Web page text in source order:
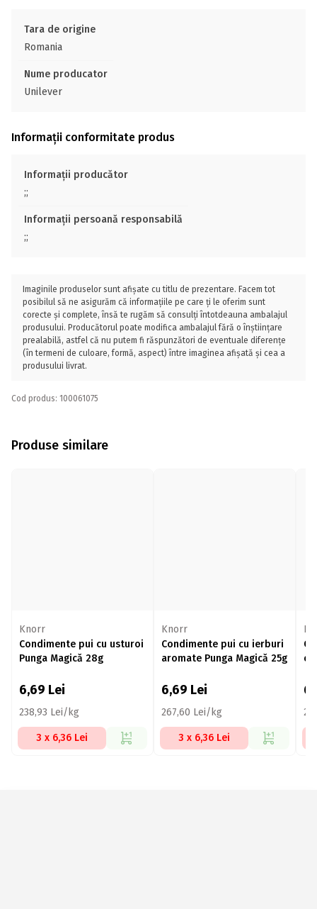
Tara de origine
Romania
Nume producator
Unilever
Informații conformitate produs
Informații producător
;;
Informații persoană responsabilă
;;
Imaginile produselor sunt afișate cu titlu de prezentare. Facem tot
posibilul să ne asigurăm că informațiile pe care ți le oferim sunt
corecte și complete, însă te rugăm să consulți întotdeauna ambalajul
produsului. Producătorul poate modifica ambalajul fără o înștiințare
prealabilă, astfel că nu putem fi răspunzători de eventuale diferențe
(în termeni de culoare, formă, aspect) între imaginea afișată și cea a
produsului livrat.
Cod produs: 100061075
Produse similare
Knorr
Condimente pui cu usturoi
Punga Magică 28g
6,69 Lei
238,93 Lei/kg
3 x 6,36 Lei
Knorr
Condimente pui cu ierburi
aromate Punga Magică 25g
6,69 Lei
267,60 Lei/kg
3 x 6,36 Lei